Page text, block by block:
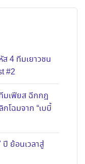
ส 4 ทีมเยาวชน
#2
มเฟียส ฉีกกฎ
โฉมจาก “เบบี้
ปี ย้อนเวลาสู่